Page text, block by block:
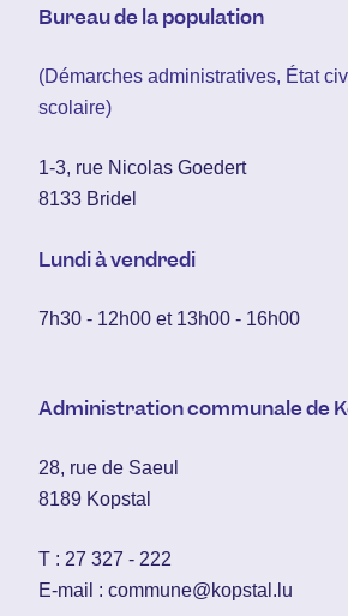
Bureau de la population
(Démarches administratives, État
scolaire)
1-3, rue Nicolas Goedert
8133 Bridel
Lundi à vendredi
7h30 - 12h00 et 13h00 - 16h00
Administration communale de
28, rue de Saeul
8189 Kopstal
T : 27 327 - 222
E-mail : commune@kopstal.lu